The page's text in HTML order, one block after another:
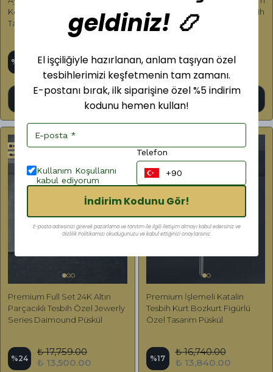
Kehribar Bilekboy Tesbih Özel
Tasarım Püskül
%
₺ 4,650.00
₺ 2,800.00
Ürünü İncele
Harikası Sıkma Kehribar Tesbih
Özel Tasarım Püskül
%50
₺ 7,500.00
₺ 3,750.00
Premium Full Set 24K Altın
Parçacıklı Tesbih Özel Jewerly
Series Daimound Püskül
%24
₺ 17,759.00
₺ 13,500.00
Premium İşlemeli Katalin
Tesbih Kurt Bozkurt Figürlü
Özel Tasarım Püskül
%17
₺ 16,740.00
₺ 13,840.00
geldiniz! 📿
El işçiliğiyle hazırlanan, anlam taşıyan özel
tesbihlerimizi keşfetmenin tam zamanı.
E-postanı bırak, ilk siparişine özel %5 indirim
kodunu hemen kullan!
Kullanım Koşullarını
kabul ediyorum
Telefon
İndirim Kodunu Gör!
E-posta adresinizi girerek pazarlama ve tanıtım ile ilgili iletişim almayı kabul edersiniz ve
Gizlilik Politikamızı okuduğunuzu ve kabul ettiğinizi onaylarsınız.